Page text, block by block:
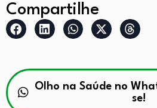
Compartilhe
Olho na Saúde no
se!